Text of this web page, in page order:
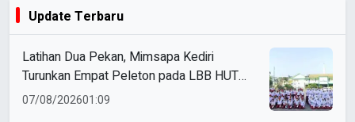
Update Terbaru
Latihan Dua Pekan, Mimsapa Kediri
Turunkan Empat Peleton pada LBB HUT
Ke-81 RI Kecamatan Pare
07/08/202601:09